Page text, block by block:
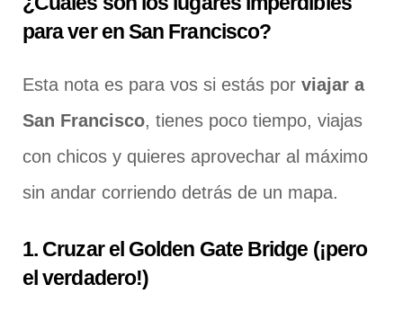
para ver en San Francisco?
Esta nota es para vos si estás por viajar a
San Francisco, tienes poco tiempo, viajas
con chicos y quieres aprovechar al máximo
sin andar corriendo detrás de un mapa.
1. Cruzar el Golden Gate Bridge (¡pero
el verdadero!)